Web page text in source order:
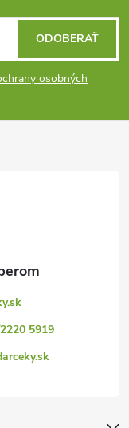
osobných
ODOBERAŤ
5919